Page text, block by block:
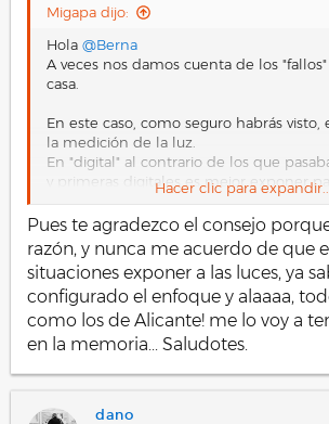
Migapa dijo:
Hola @Berna
A veces nos damos cuenta de los
casa.
En este caso, como seguro habrás visto,
la medición de la luz.
En "digital" al contrario de los que
y primeras digitales es mejor exponer
Subir las sombras con los sensores y
actuales es mucho más fácil que bajar las
Un saludo
Hacer clic para expandir...
Pues te agradezco el consejo
razón, y nunca me acuerdo de que
situaciones exponer a las luces, ya
configurado el enfoque y alaaaa,
como los de Alicante! me lo voy a
en la memoria... Saludotes.
dano